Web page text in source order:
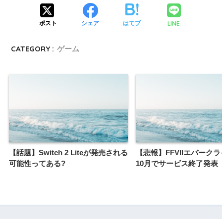
ポスト シェア はてブ LINE
CATEGORY : ゲーム
【話題】Switch 2 Liteが発売される
可能性ってある?
【悲報】FFVIIエバーク
10月でサービス終了発表